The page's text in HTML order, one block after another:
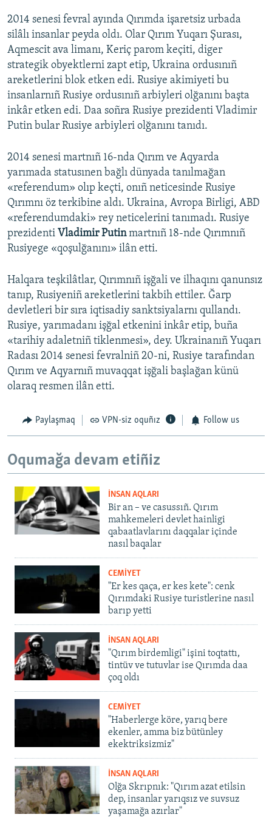
2014 senesi fevral ayında Qırımda işaretsiz urbada
silâlı insanlar peyda oldı. Olar Qırım Yuqarı Şurası,
Aqmescit ava limanı, Keriç parom keçiti, diger
strategik obyektlerni zapt etip, Ukraina ordusınıñ
areketlerini blok etken edi. Rusiye akimiyeti bu
insanlarnıñ Rusiye ordusınıñ arbiyleri olğanını başta
inkâr etken edi. Daa soñra Rusiye prezidenti Vladimir
Putin bular Rusiye arbiyleri olğanını tanıdı.
2014 senesi martnıñ 16-nda Qırım ve Aqyarda
yarımada statusınen bağlı dünyada tanılmağan
«referendum» olıp keçti, onıñ neticesinde Rusiye
Qırımnı öz terkibine aldı. Ukraina, Avropa Birligi, ABD
«referendumdaki» rey neticelerini tanımadı. Rusiye
prezidenti Vladimir Putinmartnıñ 18-nde Qırımnıñ
Rusiyege «qoşulğanını» ilân etti.
Halqara teşkilâtlar, Qırımnıñ işğali ve ilhaqını qanunsız
tanıp, Rusiyeniñ areketlerini takbih ettiler. Ğarp
devletleri bir sıra iqtisadiy sanktsiyalarnı qullandı.
Rusiye, yarımadanı işğal etkenini inkâr etip, buña
«tarihiy adaletniñ tiklenmesi», dey. Ukrainanıñ Yuqarı
Radası 2014 senesi fevralniñ 20-ni, Rusiye tarafından
Qırım ve Aqyarnıñ muvaqqat işğali başlağan künü
olaraq resmen ilân etti.
Paylaşmaq VPN-siz oquñız Follow us
Oqumağa devam etiñiz
İNSAN AQLARI
Bir an – ve casussıñ. Qırım
mahkemeleri devlet hainligi
qabaatlavlarını daqqalar içinde
nasıl baqalar
CEMİYET
"Er kes qaça, er kes kete": cenk
Qırımdaki Rusiye turistlerine nasıl
barıp yetti
İNSAN AQLARI
"Qırım birdemligi" işini toqtattı,
tintüv ve tutuvlar ise Qırımda daa
çoq oldı
CEMİYET
"Haberlerge köre, yarıq bere
ekenler, amma biz bütünley
ekektriksizmiz"
İNSAN AQLARI
Olğa Skrıpnık: "Qırım azat etilsin
dep, insanlar yarıqsız ve suvsuz
yaşamağa azırlar"